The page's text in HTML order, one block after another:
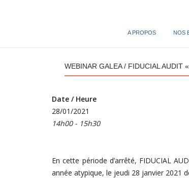
A PROPOS NOS
WEBINAR GALEA / FIDUCIAL AUDIT
Date / Heure
28/01/2021
14h00 - 15h30
En cette période d’arrêté, FIDUCIAL
année atypique, le jeudi 28 janvier 2021